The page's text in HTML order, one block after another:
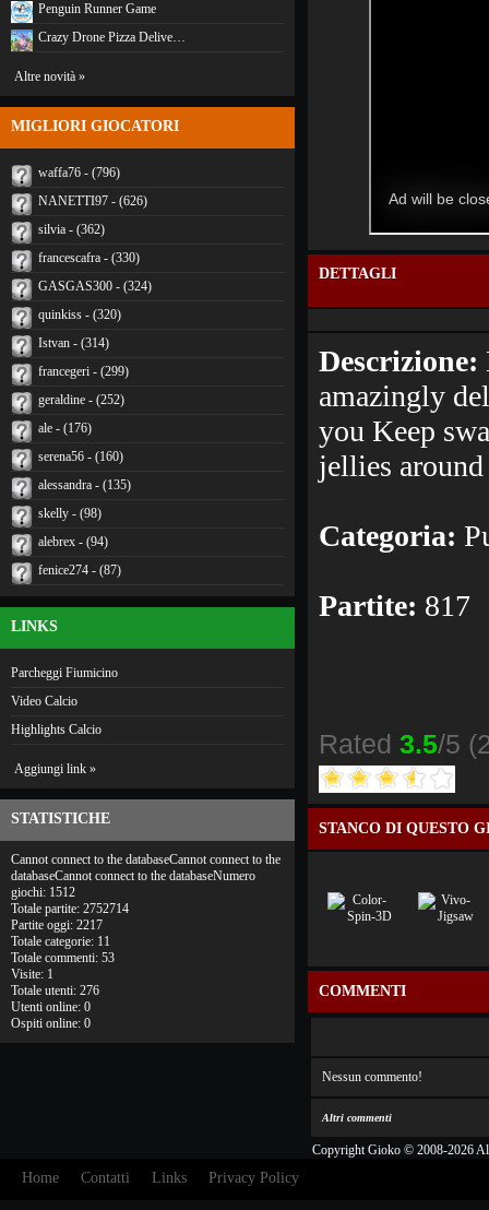
Penguin Runner Game
Crazy Drone Pizza Delive…
Altre novità »
MIGLIORI GIOCATORI
waffa76 - (796)
NANETTI97 - (626)
silvia - (362)
francescafra - (330)
GASGAS300 - (324)
quinkiss - (320)
Istvan - (314)
francegeri - (299)
geraldine - (252)
ale - (176)
serena56 - (160)
alessandra - (135)
skelly - (98)
alebrex - (94)
fenice274 - (87)
LINKS
Parcheggi Fiumicino
Video Calcio
Highlights Calcio
Aggiungi link »
STATISTICHE
Cannot connect to the databaseCannot connect to the
databaseCannot connect to the databaseNumero
giochi: 1512
Totale partite: 2752714
Partite oggi: 2217
Totale categorie: 11
Totale commenti: 53
Visite: 1
Totale utenti: 276
Utenti online: 0
Ospiti online: 0
DETTAGLI
Descrizione:
amazingly
you Keep
jellies
Categoria:
Partite: 817
Rated 3.5/5 (
STANCO DI QUESTO
COMMENTI
Nessun commento!
Altri commenti
Copyright Gioko © 2008-2026
Home Contatti Links Privacy Policy